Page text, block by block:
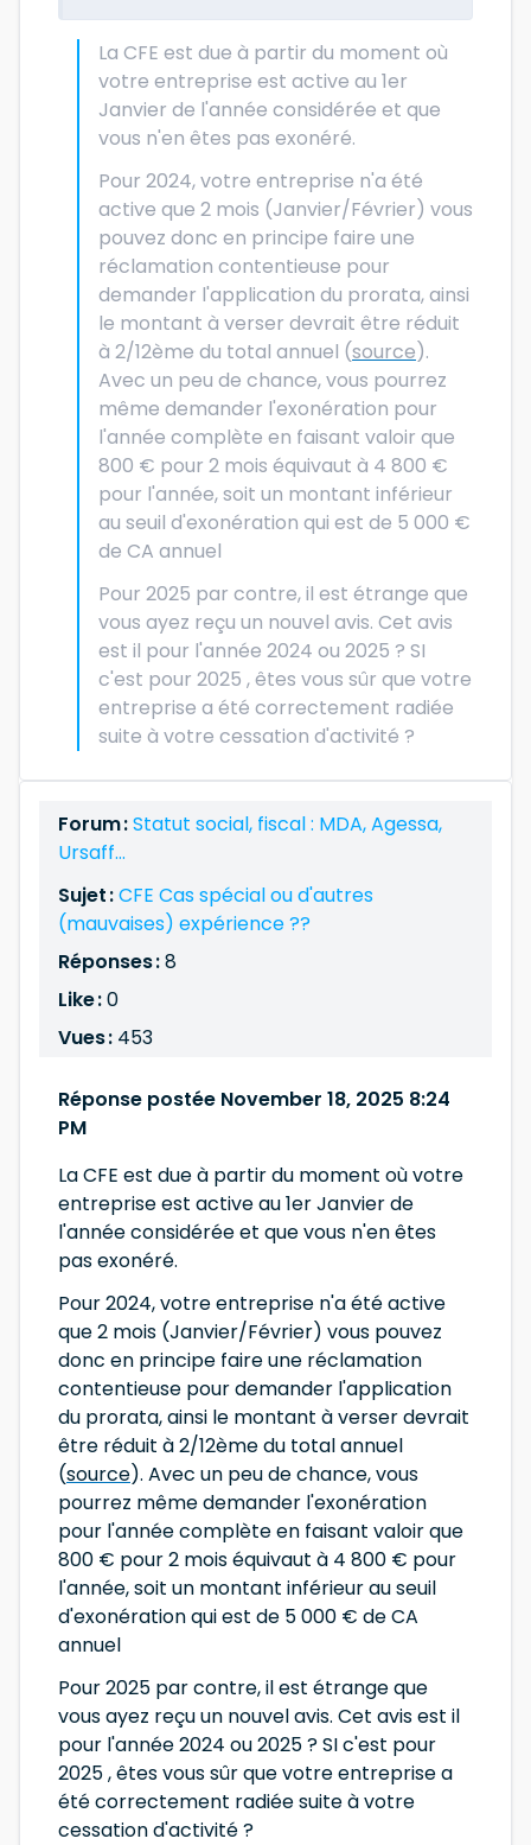
La CFE est due à partir du moment où
votre entreprise est active au 1er
Janvier de l'année considérée et que
vous n'en êtes pas exonéré.
Pour 2024, votre entreprise n'a été
active que 2 mois (Janvier/Février) vous
pouvez donc en principe faire une
réclamation contentieuse pour
demander l'application du prorata, ainsi
le montant à verser devrait être réduit
à 2/12ème du total annuel (source).
Avec un peu de chance, vous pourrez
même demander l'exonération pour
l'année complète en faisant valoir que
800 € pour 2 mois équivaut à 4 800 €
pour l'année, soit un montant inférieur
au seuil d'exonération qui est de 5 000 €
de CA annuel
Pour 2025 par contre, il est étrange que
vous ayez reçu un nouvel avis. Cet avis
est il pour l'année 2024 ou 2025 ? SI
c'est pour 2025 , êtes vous sûr que votre
entreprise a été correctement radiée
suite à votre cessation d'activité ?
Forum :Statut social, fiscal : MDA, Agessa,
Ursaff...
Sujet :CFE Cas spécial ou d'autres
(mauvaises) expérience ??
Réponses :8
Like :0
Vues : 453
Réponse postée November 18, 2025 8:24
PM
La CFE est due à partir du moment où votre
entreprise est active au 1er Janvier de
l'année considérée et que vous n'en êtes
pas exonéré.
Pour 2024, votre entreprise n'a été active
que 2 mois (Janvier/Février) vous pouvez
donc en principe faire une réclamation
contentieuse pour demander l'application
du prorata, ainsi le montant à verser devrait
être réduit à 2/12ème du total annuel
(source). Avec un peu de chance, vous
pourrez même demander l'exonération
pour l'année complète en faisant valoir que
800 € pour 2 mois équivaut à 4 800 € pour
l'année, soit un montant inférieur au seuil
d'exonération qui est de 5 000 € de CA
annuel
Pour 2025 par contre, il est étrange que
vous ayez reçu un nouvel avis. Cet avis est il
pour l'année 2024 ou 2025 ? SI c'est pour
2025 , êtes vous sûr que votre entreprise a
été correctement radiée suite à votre
cessation d'activité ?